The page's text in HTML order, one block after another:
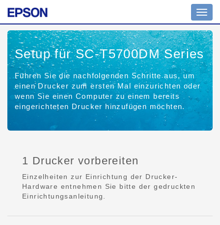
Setup für SC-T5700DM Series
Führen Sie die nachfolgenden Schritte aus, um
einen Drucker zum ersten Mal einzurichten oder
wenn Sie einen Computer zu einem bereits
eingerichteten Drucker hinzufügen möchten.
1 Drucker vorbereiten
Einzelheiten zur Einrichtung der Drucker-
Hardware entnehmen Sie bitte der gedruckten
Einrichtungsanleitung.